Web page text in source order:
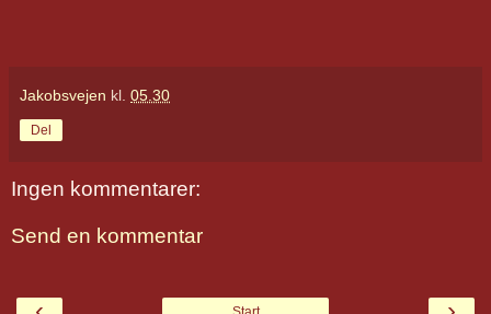
Jakobsvejen kl. 05.30
Del
Ingen kommentarer:
Send en kommentar